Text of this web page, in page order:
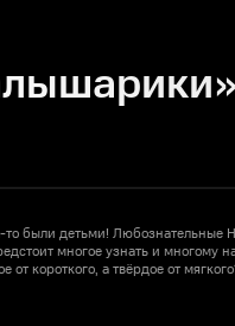
были детьми! Любознательные
многое узнать и многому
от короткого, а твёрдое от
«спасибо» и «пожалуйста»?